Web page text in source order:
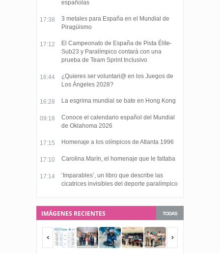
españolas
17:38
3 metales para España en el Mundial de
Piragüismo
17:12
El Campeonato de España de Pista Élite-
Sub23 y Paralímpico contará con una
prueba de Team Sprint Inclusivo
16:44
¿Quieres ser voluntari@ en los Juegos de
Los Ángeles 2028?
16:28 La esgrima mundial se bate en Hong Kong
09:18
Conoce el calendario español del Mundial
de Oklahoma 2026
17:15 Homenaje a los olímpicos de Atlanta 1996
17:10 Carolina Marín, el homenaje que le faltaba
17:14
‘Imparables’, un libro que describe las
cicatrices invisibles del deporte paralímpico
TODAS
IMÁGENES RECIENTES